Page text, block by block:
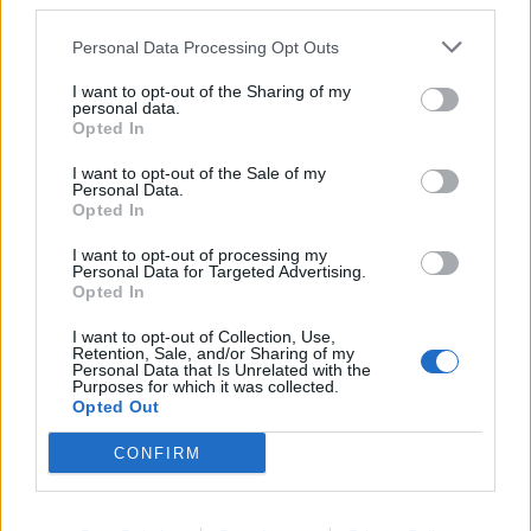
Personal Data Processing Opt Outs
I want to opt-out of the Sharing of my
personal data.
Opted In
I want to opt-out of the Sale of my
Personal Data.
Opted In
I want to opt-out of processing my
Personal Data for Targeted Advertising.
Opted In
I want to opt-out of Collection, Use,
Retention, Sale, and/or Sharing of my
Personal Data that Is Unrelated with the
Purposes for which it was collected.
Opted Out
CONFIRM
UUTISET
Leskeneläke ei kuulu kaikille –
Kela muistuttaa tärkeästä
2